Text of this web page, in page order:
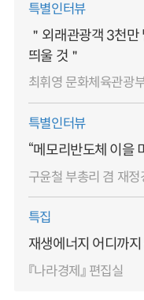
특별인터뷰
＂외래관광객 3천
띄울 것＂
최휘영 문화체육관광
특별인터뷰
“메모리반도체 이을
구윤철 부총리 겸 재
특집
재생에너지 어디까
『나라경제』 편집실